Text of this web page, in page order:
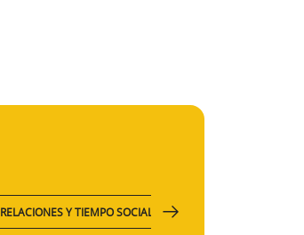
RELACIONES Y TIEMPO SOCIAL